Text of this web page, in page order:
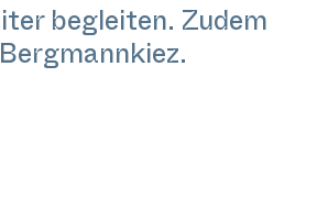
begleiten. Zudem